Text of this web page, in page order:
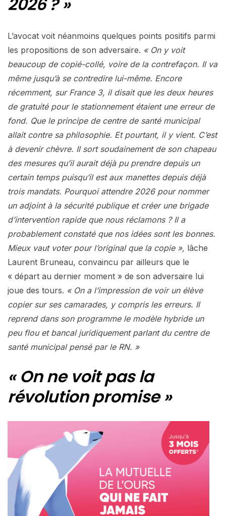
L’avocat voit néanmoins quelques points positifs parmi
les propositions de son adversaire. « On y voit
beaucoup de copié-collé, voire de la contrefaçon. Il va
même jusqu’à se contredire lui-même. Encore
récemment, sur France 3, il disait que les deux heures
de gratuité pour le stationnement étaient une erreur de
fond. Que le principe de centre de santé municipal
allait contre sa philosophie. Et pourtant, il y vient. C’est
à devenir chèvre. Il sort soudainement de son chapeau
des mesures qu’il aurait déjà pu prendre depuis un
certain temps puisqu’il est aux manettes depuis déjà
trois mandats. Pourquoi attendre 2026 pour nommer
un adjoint à la sécurité publique et créer une brigade
d’intervention rapide que nous réclamons ? Il a
probablement constaté que nos idées sont les bonnes.
Mieux vaut voter pour l’original que la copie », lâche
Laurent Bruneau, convaincu par ailleurs que le
« départ au dernier moment » de son adversaire lui
joue des tours. « On a l’impression de voir un élève
copier sur ses camarades, y compris les erreurs. Il
reprend dans son programme le modèle hybride un
peu flou et bancal juridiquement parlant du centre de
santé municipal pensé par le RN. »
« On ne voit pas la
révolution promise »